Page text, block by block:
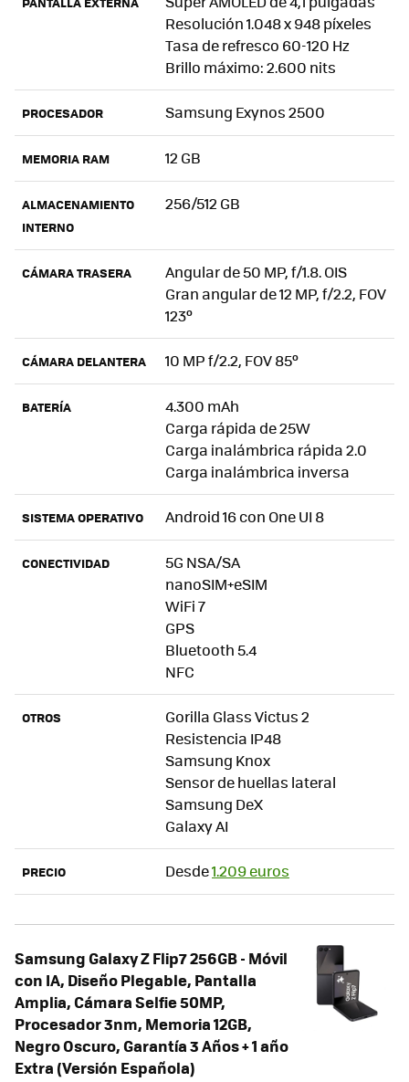
Resolución 1.048 x 948 píxeles
Tasa de refresco 60-120 Hz
Brillo máximo: 2.600 nits
PROCESADOR Samsung Exynos 2500
MEMORIA RAM 12 GB
ALMACENAMIENTO
INTERNO
256/512 GB
CÁMARA TRASERA
Angular de 50 MP, f/1.8. OIS
Gran angular de 12 MP, f/2.2, FOV
123º
CÁMARA DELANTERA 10 MP f/2.2, FOV 85º
BATERÍA
4.300 mAh
Carga rápida de 25W
Carga inalámbrica rápida 2.0
Carga inalámbrica inversa
SISTEMA OPERATIVO Android 16 con One UI 8
CONECTIVIDAD
5G NSA/SA
nanoSIM+eSIM
WiFi 7
GPS
Bluetooth 5.4
NFC
OTROS
Gorilla Glass Victus 2
Resistencia IP48
Samsung Knox
Sensor de huellas lateral
Samsung DeX
Galaxy AI
PRECIO Desde1.209 euros
Samsung Galaxy Z Flip7 256GB - Móvil
con IA, Diseño Plegable, Pantalla
Amplia, Cámara Selfie 50MP,
Procesador 3nm, Memoria 12GB,
Negro Oscuro, Garantía 3 Años + 1 año
Extra (Versión Española)